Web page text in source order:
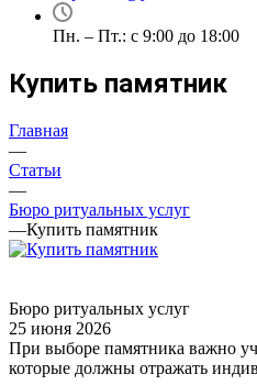
Пн. – Пт.: с 9:00 до 18:00
Купить памятник
Главная
—
Статьи
—
Бюро ритуальных услуг
—Купить памятник
Бюро ритуальных услуг
25 июня 2026
При выборе памятника важно
которые должны отражать